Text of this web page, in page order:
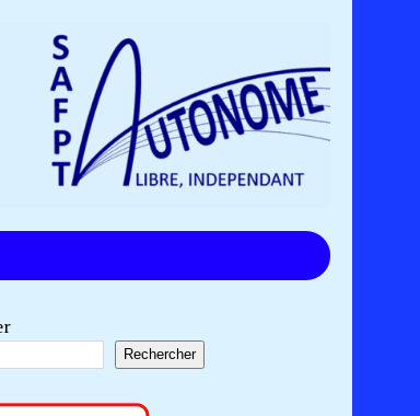
Rechercher